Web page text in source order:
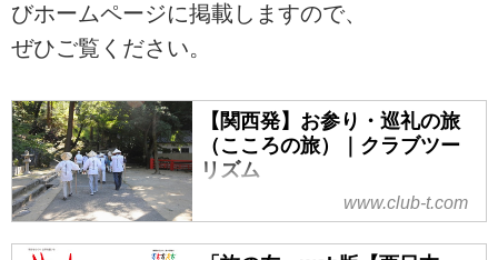
びホームページに掲載しますので、
ぜひご覧ください。
【関西発】お参り・巡礼の旅
（こころの旅）｜クラブツー
リズム
関西発 西国三十三所、四国八十八
www.club-t.com